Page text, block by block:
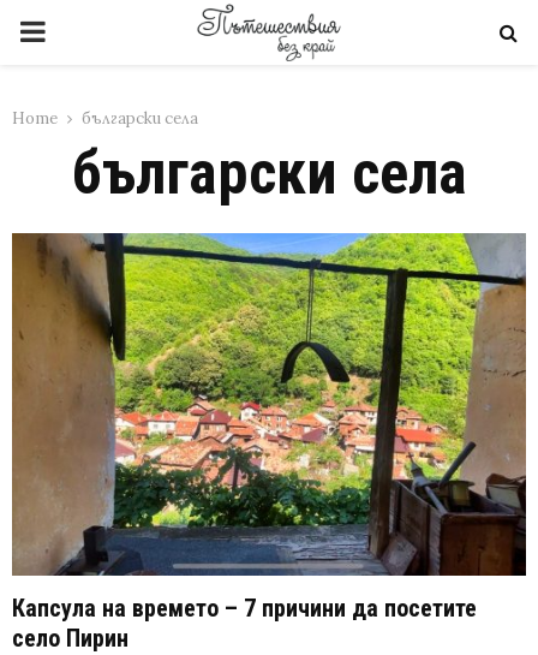
PRIMARY
Home български села
български села
Капсула на времето – 7 причини да посетите
село Пирин